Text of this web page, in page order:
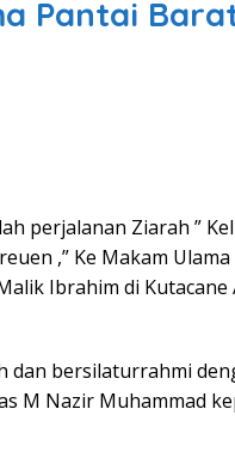
Pantai
perjalanan Ziarah ”
,” Ke Makam
Ibrahim di Kutacane
dan bersilaturrahmi
M Nazir Muhammad